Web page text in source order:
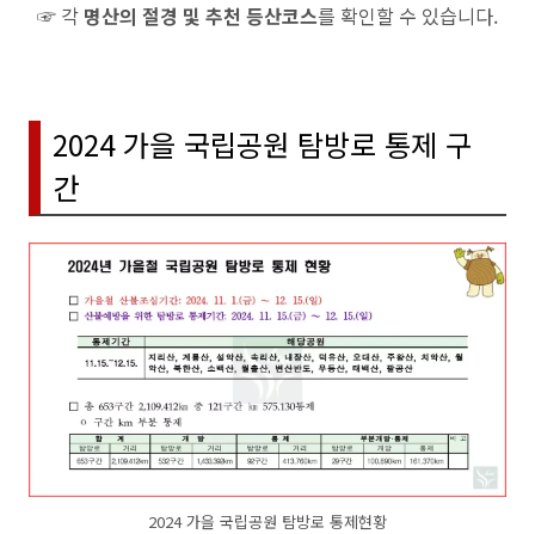
☞ 각 명산의 절경 및 추천 등산코스를 확인할 수 있습니다.
2024 가을 국립공원 탐방로 통제 구
간
2024 가을 국립공원 탐방로 통제현황